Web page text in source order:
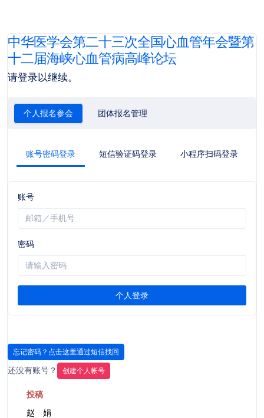
中华医学会第二十三次全国心血管年会暨第
十二届海峡心血管病高峰论坛
请登录以继续。
个人报名参会 团体报名管理
账号密码登录 短信验证码登录 小程序扫码登录
账号
密码
个人登录
忘记密码？点击这里通过短信找回
还没有账号？ 创建个人帐号
投稿
赵 娟